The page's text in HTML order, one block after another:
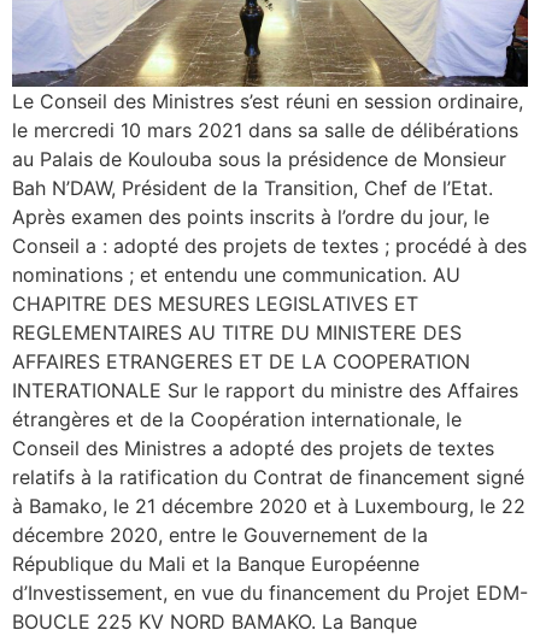
Le Conseil des Ministres s’est réuni en session ordinaire,
le mercredi 10 mars 2021 dans sa salle de délibérations
au Palais de Koulouba sous la présidence de Monsieur
Bah N’DAW, Président de la Transition, Chef de l’Etat.
Après examen des points inscrits à l’ordre du jour, le
Conseil a : adopté des projets de textes ; procédé à des
nominations ; et entendu une communication. AU
CHAPITRE DES MESURES LEGISLATIVES ET
REGLEMENTAIRES AU TITRE DU MINISTERE DES
AFFAIRES ETRANGERES ET DE LA COOPERATION
INTERATIONALE Sur le rapport du ministre des Affaires
étrangères et de la Coopération internationale, le
Conseil des Ministres a adopté des projets de textes
relatifs à la ratification du Contrat de financement signé
à Bamako, le 21 décembre 2020 et à Luxembourg, le 22
décembre 2020, entre le Gouvernement de la
République du Mali et la Banque Européenne
d’Investissement, en vue du financement du Projet EDM-
BOUCLE 225 KV NORD BAMAKO. La Banque